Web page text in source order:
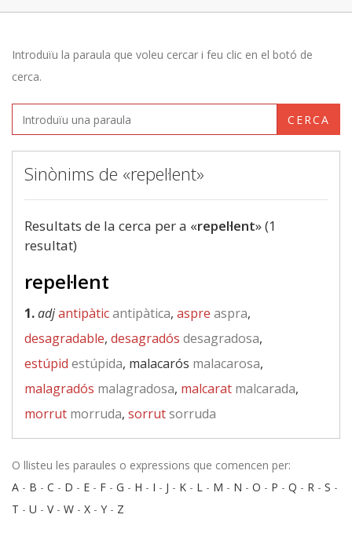
Introduïu la paraula que voleu cercar i feu clic en el botó de
cerca.
CERCA
Sinònims de «repel·lent»
Resultats de la cerca per a «repel·lent» (1
resultat)
repel·lent
1.adjantipàticantipàtica, aspre aspra,
desagradable, desagradós desagradosa,
estúpid estúpida, malacarós malacarosa,
malagradós malagradosa, malcarat malcarada,
morrut morruda, sorrutsorruda
O llisteu les paraules o expressions que comencen per:
A - B - C - D - E - F - G - H - I - J - K - L - M - N - O - P - Q - R - S -
T - U - V- W - X - Y - Z